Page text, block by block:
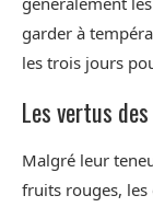
garder à
les trois jours
Les vertus
Malgré leur
fruits rouges, les